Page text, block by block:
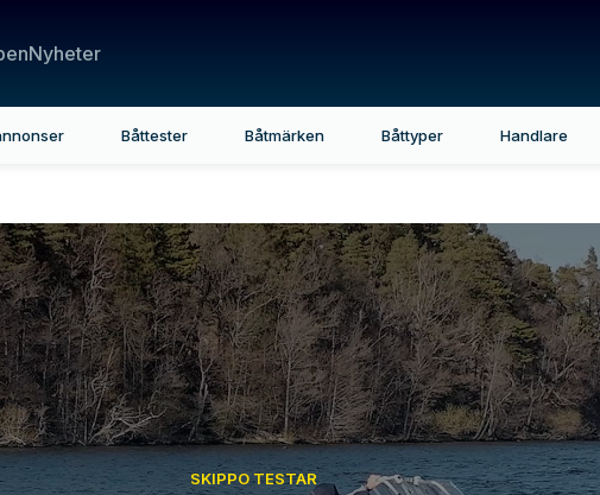
Nyheter
Båttester Båtmärken Båttyper Handlare
SKIPPO TESTAR